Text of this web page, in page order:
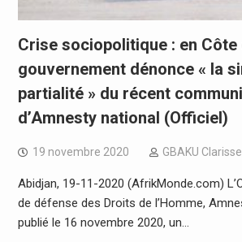
Crise sociopolitique : en Côte
gouvernement dénonce « la
partialité » du récent
d’Amnesty national (Officiel)
19 novembre 2020 GBAKU Clarisse
Abidjan, 19-11-2020 (AfrikMonde.com)
de défense des Droits de l’Homme,
publié le 16 novembre 2020, un…